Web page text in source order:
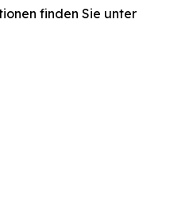
finden Sie unter